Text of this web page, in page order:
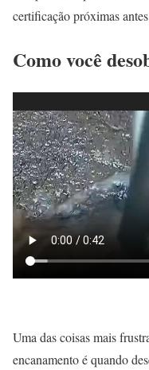
certificação próximas
Como você
Uma das coisas mais
encanamento é quando